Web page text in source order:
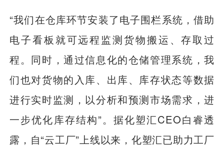
“我们在仓库环节安装了电子围栏系统，借助
电子看板就可远程监测货物搬运、存取过
程。同时，通过信息化的仓储管理系统，我
们也对货物的入库、出库、库存状态等数据
进行实时监测，以分析和预测市场需求，进
一步优化库存结构”。据化塑汇CEO白睿透
露，自“云工厂”上线以来，化塑汇已助力工厂